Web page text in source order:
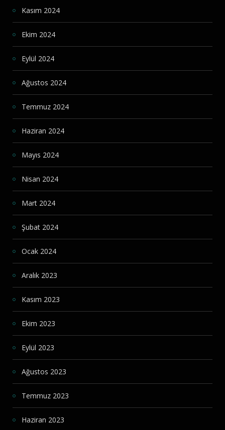
Kasım 2024
Ekim 2024
Eylül 2024
Ağustos 2024
Temmuz 2024
Haziran 2024
Mayıs 2024
Nisan 2024
Mart 2024
Şubat 2024
Ocak 2024
Aralık 2023
Kasım 2023
Ekim 2023
Eylül 2023
Ağustos 2023
Temmuz 2023
Haziran 2023